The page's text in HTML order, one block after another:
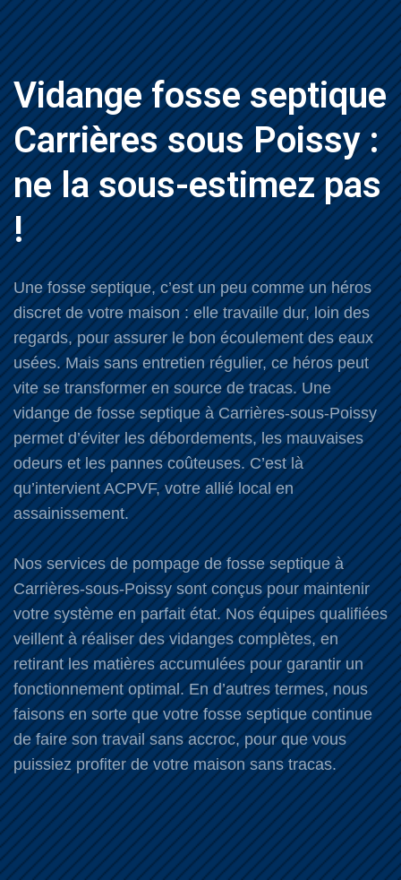
Vidange fosse septique
Carrières sous Poissy :
ne la sous-estimez pas
!
Une fosse septique, c’est un peu comme un héros
discret de votre maison : elle travaille dur, loin des
regards, pour assurer le bon écoulement des eaux
usées. Mais sans entretien régulier, ce héros peut
vite se transformer en source de tracas. Une
vidange de fosse septique à Carrières-sous-Poissy
permet d’éviter les débordements, les mauvaises
odeurs et les pannes coûteuses. C’est là
qu’intervient ACPVF, votre allié local en
assainissement.
Nos services de pompage de fosse septique à
Carrières-sous-Poissy sont conçus pour maintenir
votre système en parfait état. Nos équipes qualifiées
veillent à réaliser des vidanges complètes, en
retirant les matières accumulées pour garantir un
fonctionnement optimal. En d’autres termes, nous
faisons en sorte que votre fosse septique continue
de faire son travail sans accroc, pour que vous
puissiez profiter de votre maison sans tracas.